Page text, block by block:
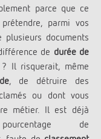
parce que ce
parmi vos
documents
de durée de
Il risquerait, même
, de détruire des
ou dont vous
métier. Il est déjà
de